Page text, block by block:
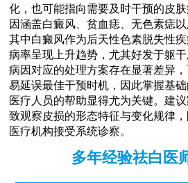
化，也可能指向需要及时干预的皮
因涵盖白癜风、贫血痣、无色素痣
其中白癜风作为后天性色素脱失性
病率呈现上升趋势，尤其好发于躯
病因对应的处理方案存在显著差异
易延误最佳干预时机，因此掌握基
医疗人员的帮助显得尤为关键。建
致观察皮损的形态特征与变化规律
医疗机构接受系统诊察。
多年经验祛白医